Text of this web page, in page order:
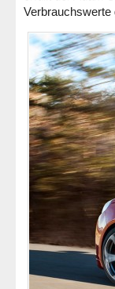
Verbrauchswerte